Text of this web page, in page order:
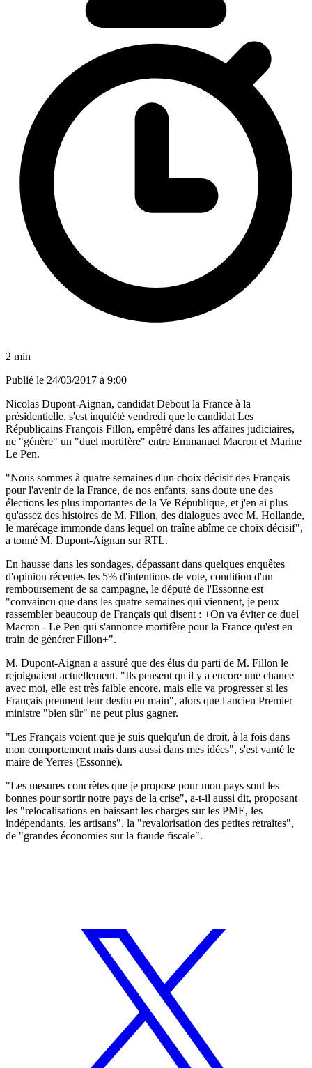
2 min
Publié le 24/03/2017 à 9:00
Nicolas Dupont-Aignan, candidat Debout la France à la
présidentielle, s'est inquiété vendredi que le candidat Les
Républicains François Fillon, empêtré dans les affaires judiciaires,
ne "génère" un "duel mortifère" entre Emmanuel Macron et Marine
Le Pen.
"Nous sommes à quatre semaines d'un choix décisif des Français
pour l'avenir de la France, de nos enfants, sans doute une des
élections les plus importantes de la Ve République, et j'en ai plus
qu'assez des histoires de M. Fillon, des dialogues avec M. Hollande,
le marécage immonde dans lequel on traîne abîme ce choix décisif",
a tonné M. Dupont-Aignan sur RTL.
En hausse dans les sondages, dépassant dans quelques enquêtes
d'opinion récentes les 5% d'intentions de vote, condition d'un
remboursement de sa campagne, le député de l'Essonne est
"convaincu que dans les quatre semaines qui viennent, je peux
rassembler beaucoup de Français qui disent : +On va éviter ce duel
Macron - Le Pen qui s'annonce mortifère pour la France qu'est en
train de générer Fillon+".
M. Dupont-Aignan a assuré que des élus du parti de M. Fillon le
rejoignaient actuellement. "Ils pensent qu'il y a encore une chance
avec moi, elle est très faible encore, mais elle va progresser si les
Français prennent leur destin en main", alors que l'ancien Premier
ministre "bien sûr" ne peut plus gagner.
"Les Français voient que je suis quelqu'un de droit, à la fois dans
mon comportement mais dans aussi dans mes idées", s'est vanté le
maire de Yerres (Essonne).
"Les mesures concrètes que je propose pour mon pays sont les
bonnes pour sortir notre pays de la crise", a-t-il aussi dit, proposant
les "relocalisations en baissant les charges sur les PME, les
indépendants, les artisans", la "revalorisation des petites retraites",
de "grandes économies sur la fraude fiscale".